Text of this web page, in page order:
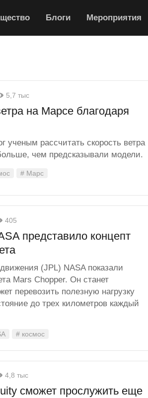
Блоги Мероприятия
5,7 тыс
на Марсе благодаря
ученым рассчитать скорость ветра
чем предсказывали модели.
# Марс
405
представило концепт
(JPL) NASA показали
Mars Chopper. Он станет
перевозить полезную нагрузку
до трех километров каждый
# космос
4,8 тыс
сможет прослужить еще